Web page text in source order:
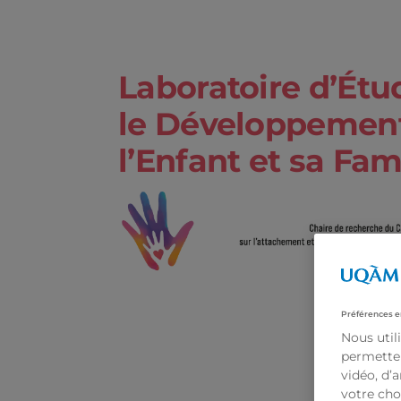
Laboratoire
le
l’Enfant et sa
Préférences
Nous
vidéo,
votre